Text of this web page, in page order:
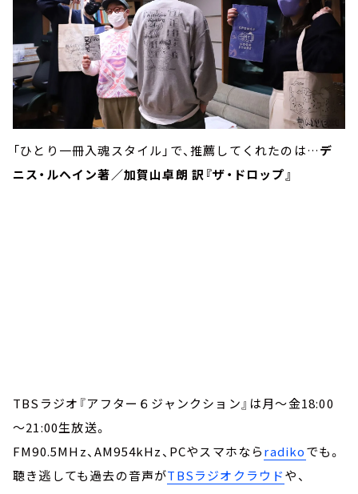
「ひとり一冊入魂スタイル」で、推薦してくれたのは…デ
ニス・ルヘイン著／加賀山卓朗 訳『ザ・ドロップ』
TBSラジオ『アフター６ジャンクション』は月～金18:00
～21:00生放送。
FM90.5MHz、AM954kHz、PCやスマホならradikoでも。
聴き逃しても過去の音声がTBSラジオクラウドや、